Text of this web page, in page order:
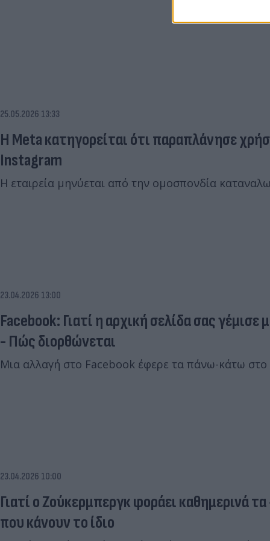
25.05.2026 13:33
Η Meta κατηγορείται ότι παραπλάνησε
Instagram
Η εταιρεία μηνύεται από την ομοσπονδία
23.04.2026 13:00
Facebook: Γιατί η αρχική σελίδα σας
- Πώς διορθώνεται
Μια αλλαγή στο Facebook έφερε τα πάνω-κάτω
23.04.2026 10:00
Γιατί ο Ζούκερμπεργκ φοράει καθημερινά
που κάνουν το ίδιο